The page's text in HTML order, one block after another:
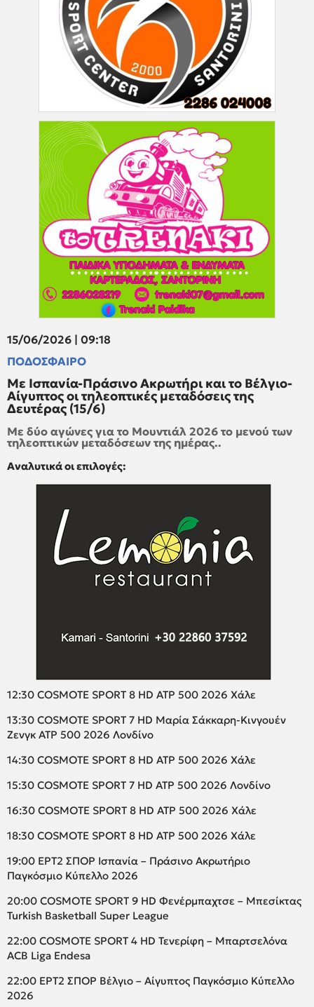
15/06/2026 | 09:18
ΠΟΔΟΣΦΑΙΡΟ
Με Ισπανία-Πράσινο Ακρωτήρι και το Βέλγιο-
Αίγυπτος οι τηλεοπτικές μεταδόσεις της
Δευτέρας (15/6)
Με δύο αγώνες για το Μουντιάλ 2026 το μενού των
τηλεοπτικών μεταδόσεων της ημέρας..
Αναλυτικά οι επιλογές:
12:30 COSMOTE SPORT 8 HD ATP 500 2026 Χάλε
13:30 COSMOTE SPORT 7 HD Μαρία Σάκκαρη-Κινγουέν
Ζενγκ ATP 500 2026 Λονδίνο
14:30 COSMOTE SPORT 8 HD ATP 500 2026 Χάλε
15:30 COSMOTE SPORT 7 HD ATP 500 2026 Λονδίνο
16:30 COSMOTE SPORT 8 HD ATP 500 2026 Χάλε
18:30 COSMOTE SPORT 8 HD ATP 500 2026 Χάλε
19:00 ΕΡΤ2 ΣΠΟΡ Ισπανία – Πράσινο Ακρωτήριο
Παγκόσμιο Κύπελλο 2026
20:00 COSMOTE SPORT 9 HD Φενέρμπαχτσε – Μπεσίκτας
Turkish Basketball Super League
22:00 COSMOTE SPORT 4 HD Τενερίφη – Μπαρτσελόνα
ACB Liga Endesa
22:00 ΕΡΤ2 ΣΠΟΡ Βέλγιο – Αίγυπτος Παγκόσμιο Κύπελλο
2026